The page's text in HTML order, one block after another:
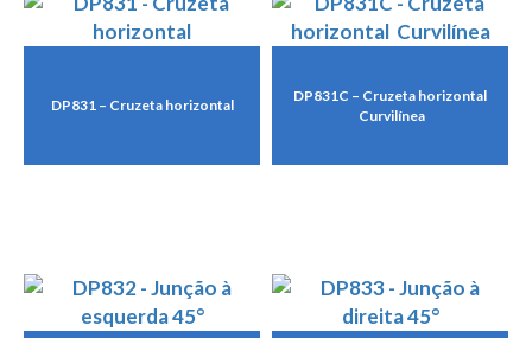
DP831 – Cruzeta horizontal
DP831C – Cruzeta horizontal
Curvilínea